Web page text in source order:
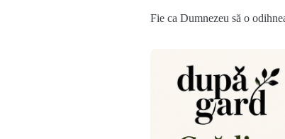
Fie ca Dumnezeu să o